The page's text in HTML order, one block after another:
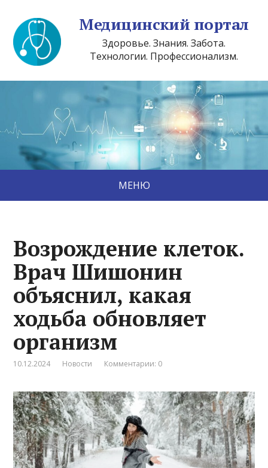
Медицинский портал
Здоровье. Знания. Забота.
Технологии. Профессионализм.
МЕНЮ
Возрождение клеток.
Врач Шишонин
объяснил, какая
ходьба обновляет
организм
10.12.2024 Новости Комментарии: 0